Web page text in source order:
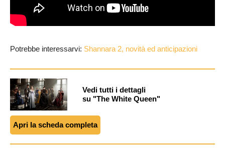
Potrebbe interessarvi: Shannara 2, novità ed anticipazioni
Vedi tutti i dettagli
su "The White Queen"
Apri la scheda completa